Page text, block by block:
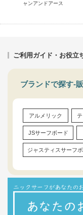
ャンアンドアース
ご利用ガイド・お役立
ブランドで探す-
アルメリック
JSサーフボード
ジャスティスサーフ